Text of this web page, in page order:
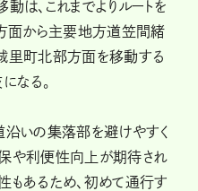
は、これまでよりルートを
面から主要地方道笠間緒
里町北部方面を移動する
なる。
沿いの集落部を避けやすく
や利便性向上が期待され
もあるため、初めて通行す